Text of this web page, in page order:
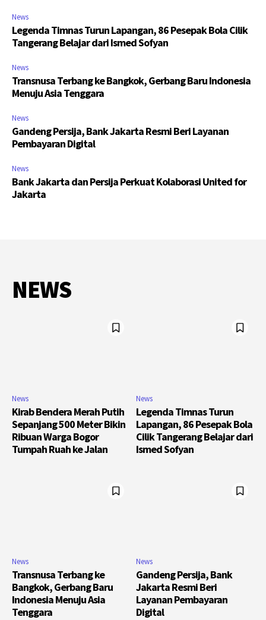
News
Legenda Timnas Turun Lapangan, 86 Pesepak Bola Cilik
Tangerang Belajar dari Ismed Sofyan
News
Transnusa Terbang ke Bangkok, Gerbang Baru Indonesia
Menuju Asia Tenggara
News
Gandeng Persija, Bank Jakarta Resmi Beri Layanan
Pembayaran Digital
News
Bank Jakarta dan Persija Perkuat Kolaborasi United for
Jakarta
NEWS
News
Kirab Bendera Merah Putih
Sepanjang 500 Meter Bikin
Ribuan Warga Bogor
Tumpah Ruah ke Jalan
News
Legenda Timnas Turun
Lapangan, 86 Pesepak Bola
Cilik Tangerang Belajar dari
Ismed Sofyan
News
Transnusa Terbang ke
Bangkok, Gerbang Baru
Indonesia Menuju Asia
Tenggara
News
Gandeng Persija, Bank
Jakarta Resmi Beri
Layanan Pembayaran
Digital